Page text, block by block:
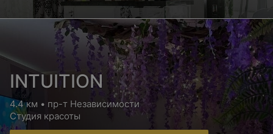
INTUITION
4.4 км • пр-т Независимости
Студия красоты